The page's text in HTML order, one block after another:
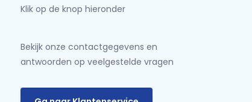
Klik op de knop hieronder
Bekijk onze contactgegevens en
antwoorden op veelgestelde vragen